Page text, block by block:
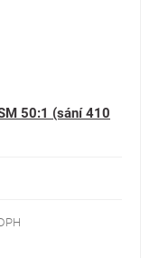
50:1 (sání 410